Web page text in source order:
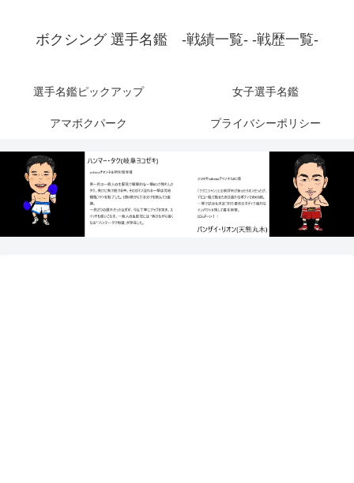
ボクシング 選手名鑑 -戦績一覧- -戦歴一覧-
選手名鑑ピックアップ 女子選手名鑑
アマボクパーク プライバシーポリシー